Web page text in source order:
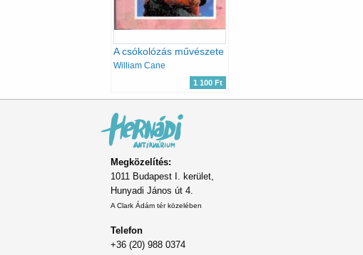
A csókolózás művészete
William Cane
1 100 Ft
Megközelítés:
1011 Budapest I. kerület,
Hunyadi János út 4.
A Clark Ádám tér közelében
Telefon
+36 (20) 988 0374